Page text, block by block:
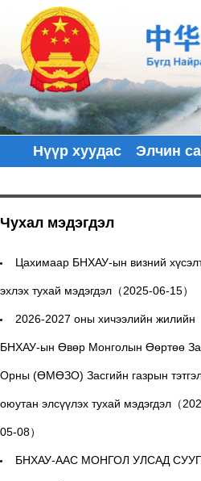
Нүүр хуудас Элчин
Чухал мэдэгдэл
Цахимаар БНХАУ-ын визний
эхлэх тухай мэдэгдэл（2025-06-15）
2026-2027 оны хичээлийн жилийн
БНХАУ-ын Өвөр Монголын Өөртөө
Орны (ӨМӨЗО) Засгийн газрын
оюутан элсүүлэх тухай мэдэгдэл（
05-08）
БНХАУ-ААС МОНГОЛ УЛСАД